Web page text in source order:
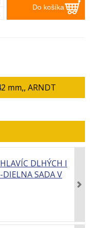
Do košíka
mm,, ARNDT
DLHÝCH I
SADA V